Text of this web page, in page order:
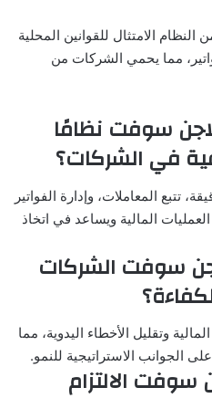
الامتثال للقوانين المحلية
مما يحمي الشركات من
سوفت نظامًا
في الشركات؟
تتبع المعاملات، وإدارة الفواتير
المالية ويساعد في اتخاذ
سوفت الشركات
وتقليل الأخطاء اليدوية، مما
الجوانب الاستراتيجية للنمو.
سوفت الالتزام